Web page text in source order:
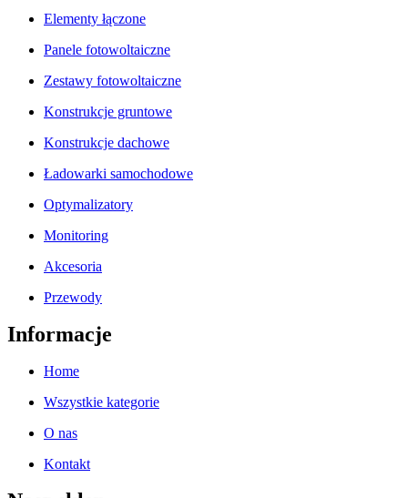
Elementy łączone
Panele fotowoltaiczne
Zestawy fotowoltaiczne
Konstrukcje gruntowe
Konstrukcje dachowe
Ładowarki samochodowe
Optymalizatory
Monitoring
Akcesoria
Przewody
Informacje
Home
Wszystkie kategorie
O nas
Kontakt